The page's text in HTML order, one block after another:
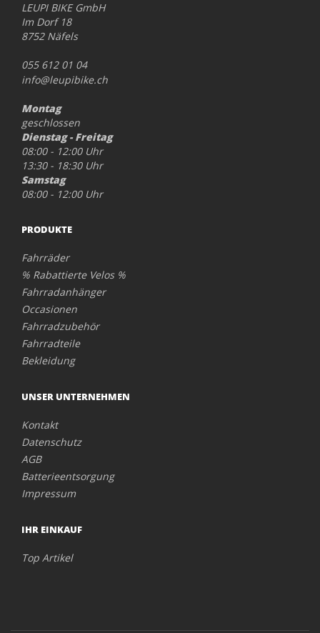
LEUPI BIKE GmbH
Im Dorf 18
8752 Näfels
055 612 01 04
info@leupibike.ch
Montag
geschlossen
Dienstag - Freitag
08:00 - 12:00 Uhr
13:30 - 18:30 Uhr
Samstag
08:00 - 12:00 Uhr
PRODUKTE
Fahrräder
% Rabattierte Velos %
Fahrradanhänger
Occasionen
Fahrradzubehör
Fahrradteile
Bekleidung
UNSER UNTERNEHMEN
Kontakt
Datenschutz
AGB
Batterieentsorgung
Impressum
IHR EINKAUF
Top Artikel